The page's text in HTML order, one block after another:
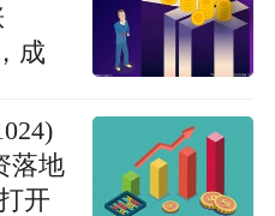
成
落地
开